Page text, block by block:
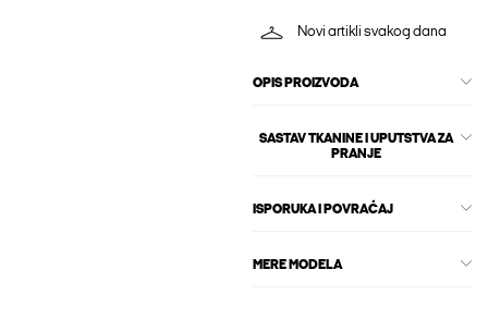
Novi artikli svakog dana
OPIS PROIZVODA
SASTAV TKANINE I UPUTSTVA ZA
PRANJE
ISPORUKA I POVRAĆAJ
MERE MODELA